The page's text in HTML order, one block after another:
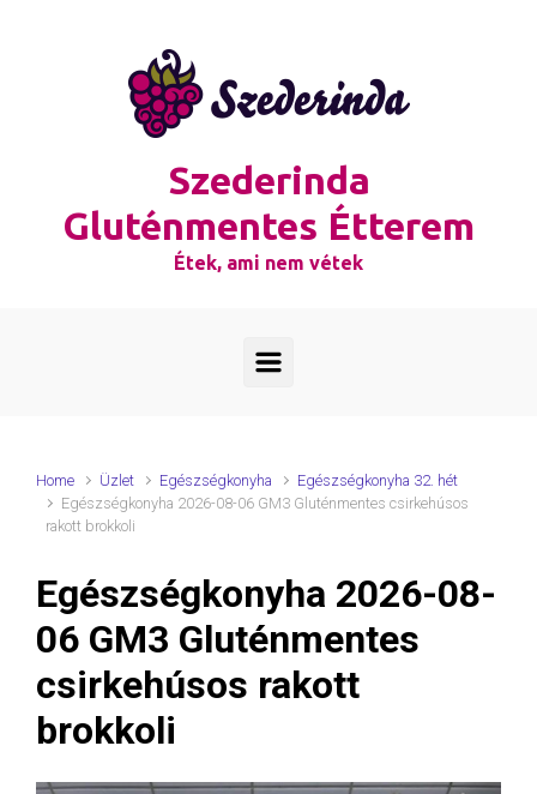
Szederinda
Gluténmentes Étterem
Étek, ami nem vétek
Home Üzlet Egészségkonyha
Egészségkonyha 32. hét
Egészségkonyha 2026-08-06 GM3 Gluténmentes csirkehúsos
rakott brokkoli
Egészségkonyha 2026-08-
06 GM3 Gluténmentes
csirkehúsos rakott
brokkoli